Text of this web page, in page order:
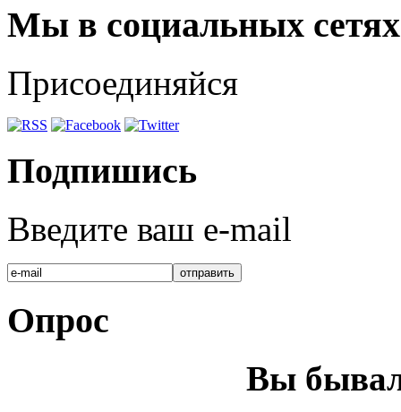
Мы в социальных сетях
Присоединяйся
Подпишись
Введите ваш e-mail
Опрос
Вы